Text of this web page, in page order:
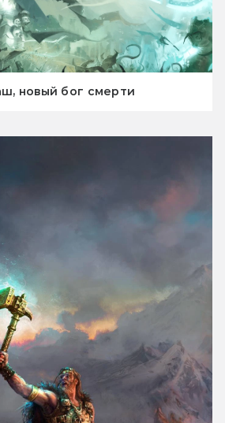
новый бог смерти